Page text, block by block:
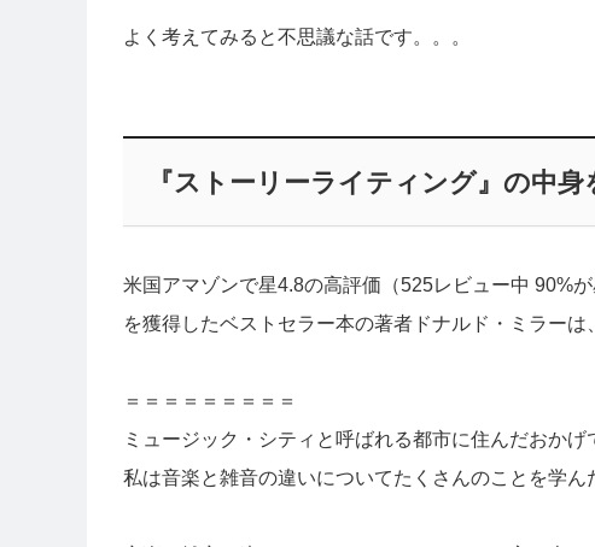
よく考えてみると不思議な話です。。。
『ストーリーライティング』の中身
米国アマゾンで星4.8の高評価（525レビュー中 90%が
を獲得したベストセラー本の著者ドナルド・ミラーは
＝＝＝＝＝＝＝＝＝
ミュージック・シティと呼ばれる都市に住んだおかげ
私は音楽と雑音の違いについてたくさんのことを学ん